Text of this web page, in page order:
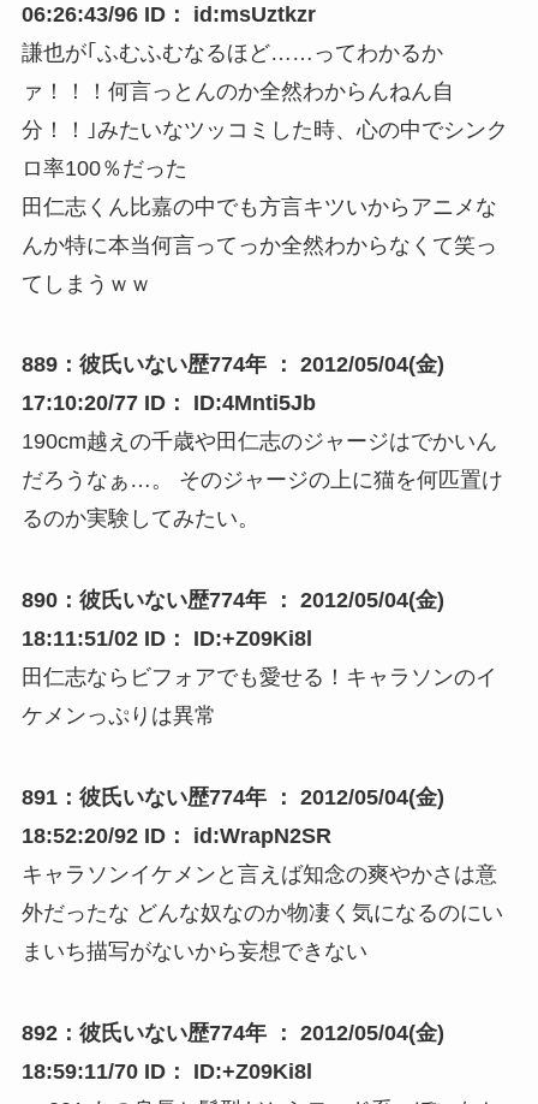
06:26:43/96 ID： id:msUztkzr
謙也が｢ふむふむなるほど……ってわかるか
ァ！！！何言っとんのか全然わからんねん自
分！！｣みたいなツッコミした時、心の中でシンク
ロ率100％だった
田仁志くん比嘉の中でも方言キツいからアニメな
んか特に本当何言ってっか全然わからなくて笑っ
てしまうｗｗ
889：彼氏いない歴774年 ： 2012/05/04(金)
17:10:20/77 ID： ID:4Mnti5Jb
190cm越えの千歳や田仁志のジャージはでかいん
だろうなぁ…。 そのジャージの上に猫を何匹置け
るのか実験してみたい。
890：彼氏いない歴774年 ： 2012/05/04(金)
18:11:51/02 ID： ID:+Z09Ki8l
田仁志ならビフォアでも愛せる！キャラソンのイ
ケメンっぷりは異常
891：彼氏いない歴774年 ： 2012/05/04(金)
18:52:20/92 ID： id:WrapN2SR
キャラソンイケメンと言えば知念の爽やかさは意
外だったな どんな奴なのか物凄く気になるのにい
まいち描写がないから妄想できない
892：彼氏いない歴774年 ： 2012/05/04(金)
18:59:11/70 ID： ID:+Z09Ki8l